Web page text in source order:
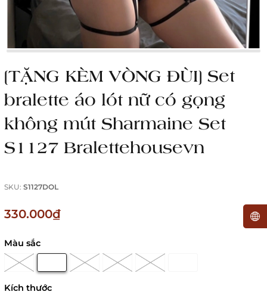
[TẶNG KÈM VÒNG ĐÙI] Set
bralette áo lót nữ có gọng
không mút Sharmaine Set
S1127 Bralettehousevn
SKU: S1127DOL
330.000₫
Màu sắc
Kích thước